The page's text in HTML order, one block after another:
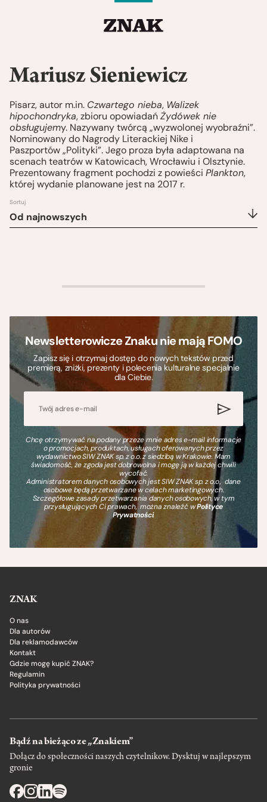
Mariusz Sieniewicz
Pisarz, autor m.in. Czwartego nieba, Walizek
hipochondryka, zbioru opowiadańŻydówek nie
obsługujemy. Nazywany twórcą „wyzwolonej wyobraźni”.
Nominowany do Nagrody Literackiej Nike i
Paszportów „Polityki”. Jego proza była adaptowana na
scenach teatrów w Katowicach, Wrocławiu i Olsztynie.
Prezentowany fragment pochodzi z powieści Plankton,
której wydanie planowane jest na 2017 r.
Sortuj
Od najnowszych
>
Newsletterowicze Znaku nie mają FOMO
Zapisz się i otrzymaj dostęp do nowych tekstów przed
premierą, zniżki, prezenty i polecenia kulturalne specjalnie
dla Ciebie.
Chcę otrzymywać na podany przeze mnie adres e-mail informacje
o promocjach, produktach, usługach oferowanych przez
wydawnictwo SIW ZNAK sp. z o.o. z siedzibą w Krakowie. Mam
świadomość, że zgoda jest dobrowolna i mogę ją w każdej chwili
wycofać.
Administratorem danych osobowych jest SIW ZNAK sp. z o.o., dane
osobowe będą przetwarzane w celach marketingowych.
Szczegółowe zasady przetwarzania danych osobowych, w tym
przysługujących Ci prawach, można znaleźć wPolityce
Prywatności.
ZNAK
O nas
Dla autorów
Dla reklamodawców
Kontakt
Gdzie mogę kupić ZNAK?
Regulamin
Polityka prywatności
Bądź na bieżąco ze „Znakiem”
Dołącz do społeczności naszych czytelnikow. Dysktuj w najlepszym
gronie